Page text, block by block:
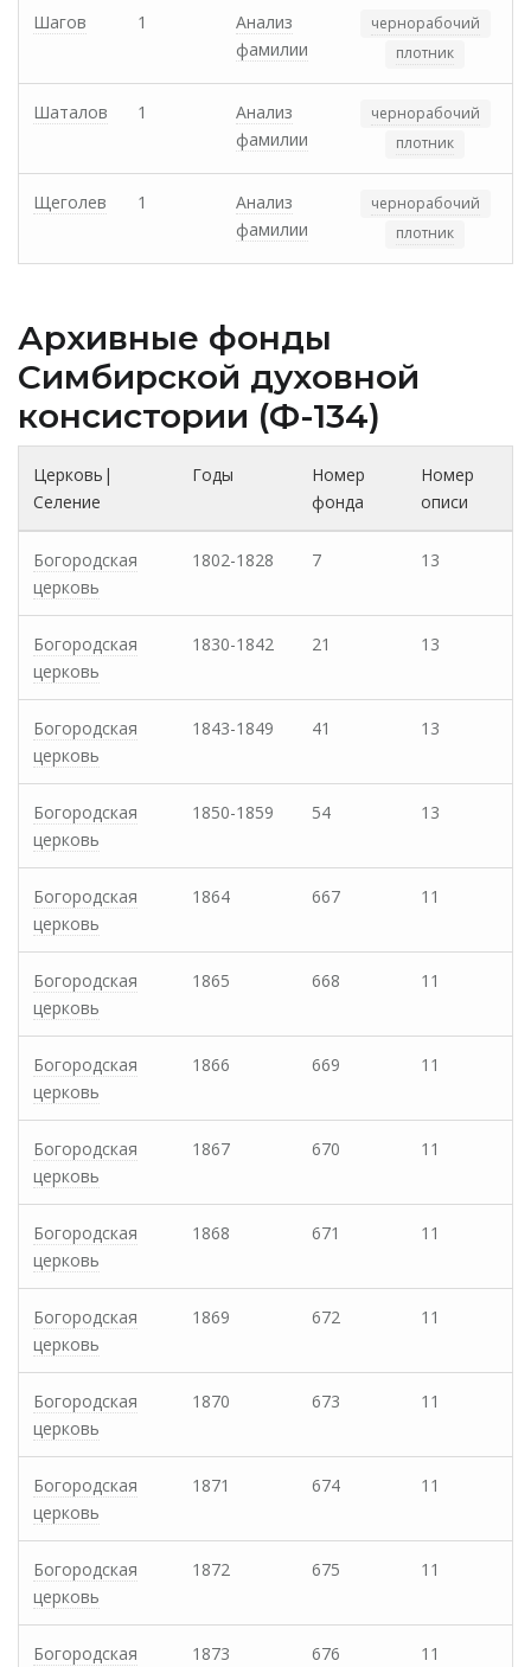
Шагов 1
Анализ
фамилии
чернорабочий
плотник
Шаталов 1
Анализ
фамилии
чернорабочий
плотник
Щеголев 1
Анализ
фамилии
чернорабочий
плотник
Архивные фонды
Cимбирской духовной
консистории (Ф-134)
Церковь|
Селение
Годы
Номер
фонда
Номер
описи
Богородская
церковь
1802-1828 7 13
Богородская
церковь
1830-1842 21 13
Богородская
церковь
1843-1849 41 13
Богородская
церковь
1850-1859 54 13
Богородская
церковь
1864 667 11
Богородская
церковь
1865 668 11
Богородская
церковь
1866 669 11
Богородская
церковь
1867 670 11
Богородская
церковь
1868 671 11
Богородская
церковь
1869 672 11
Богородская
церковь
1870 673 11
Богородская
церковь
1871 674 11
Богородская
церковь
1872 675 11
Богородская
1873 676 11